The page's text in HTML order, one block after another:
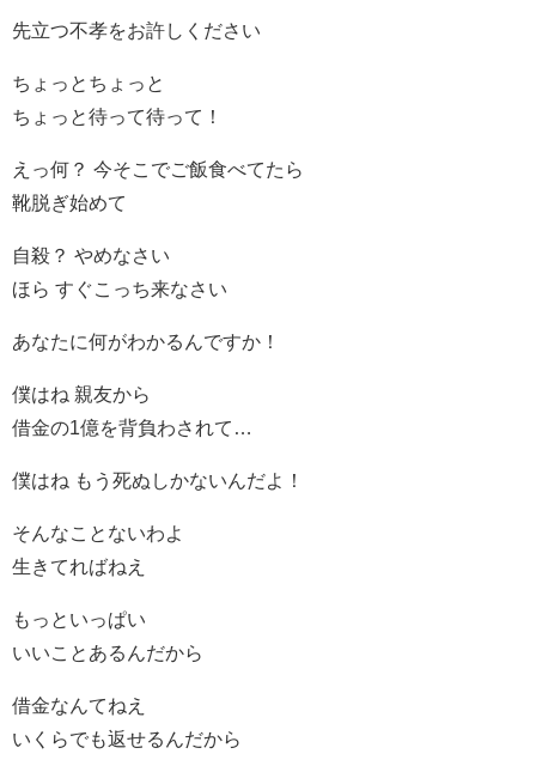
先立つ不孝をお許しください
ちょっとちょっと
ちょっと待って待って！
えっ何？ 今そこでご飯食べてたら
靴脱ぎ始めて
自殺？ やめなさい
ほら すぐこっち来なさい
あなたに何がわかるんですか！
僕はね 親友から
借金の1億を背負わされて…
僕はね もう死ぬしかないんだよ！
そんなことないわよ
生きてればねえ
もっといっぱい
いいことあるんだから
借金なんてねえ
いくらでも返せるんだから